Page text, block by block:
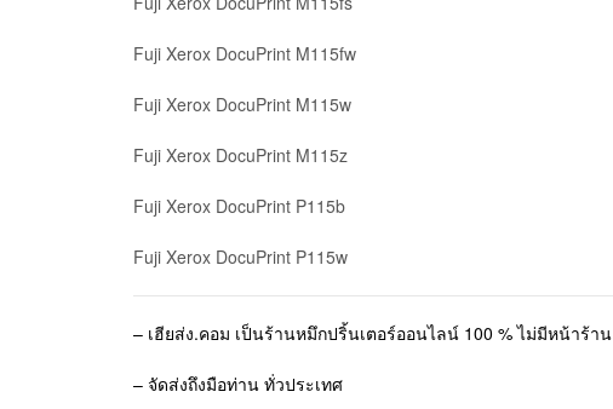
Fuji Xerox DocuPrint M115fw
Fuji Xerox DocuPrint M115w
Fuji Xerox DocuPrint M115z
Fuji Xerox DocuPrint P115b
Fuji Xerox DocuPrint P115w
– เฮียส่ง.คอม เป็นร้านหมึกปริ้นเตอร์ออนไลน์ 100 % ไม่มีหน้าร้าน
– จัดส่งถึงมือท่าน ทั่วประเทศ